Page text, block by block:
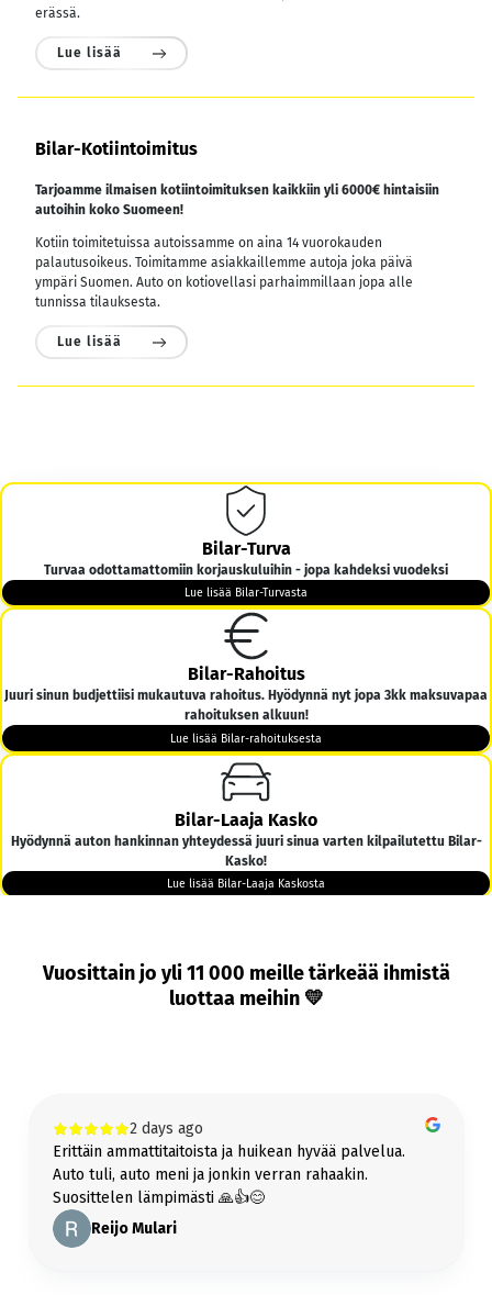
erässä.
Lue lisää
Bilar-Kotiintoimitus
Tarjoamme ilmaisen kotiintoimituksen kaikkiin yli 6000€ hintaisiin
autoihin koko Suomeen!
Kotiin toimitetuissa autoissamme on aina 14 vuorokauden
palautusoikeus. Toimitamme asiakkaillemme autoja joka päivä
ympäri Suomen. Auto on kotiovellasi parhaimmillaan jopa alle
tunnissa tilauksesta.
Lue lisää
Bilar-Turva
Turvaa odottamattomiin korjauskuluihin - jopa kahdeksi vuodeksi
Lue lisää Bilar-Turvasta
Bilar-Rahoitus
Juuri sinun budjettiisi mukautuva rahoitus. Hyödynnä nyt jopa 3kk maksuvapaa
rahoituksen alkuun!
Lue lisää Bilar-rahoituksesta
Bilar-Laaja Kasko
Hyödynnä auton hankinnan yhteydessä juuri sinua varten kilpailutettu Bilar-
Kasko!
Lue lisää Bilar-Laaja Kaskosta
Bilar-Kotiintoimitus
Tarjoamme ilmaisen kotiintoimituksen kaikkiin yli 6000€ hintaisiin autoihin
koko Suomeen!
Vetokoukku jälkiasennettuna samaan pakettiin helposti ja vaivattomasti!
Lue lisää vetokoukusta
Vuosittain jo yli 11 000 meille tärkeää ihmistä
luottaa meihin 💛
2 days ago
Erittäin ammattitaitoista ja huikean hyvää palvelua.
Auto tuli, auto meni ja jonkin verran rahaakin.
Suosittelen lämpimästi 🙏👍😊
Reijo Mulari